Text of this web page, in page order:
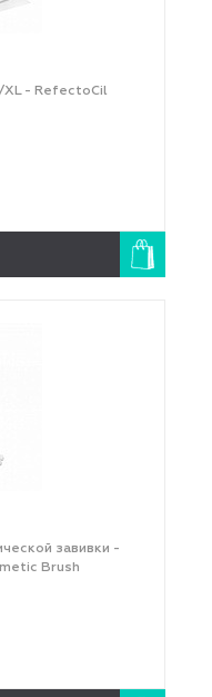
XL - RefectoCil
завивки -
Brush